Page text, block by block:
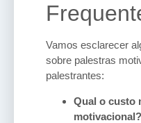
Vamos esclarecer
sobre palestras
palestrantes:
Qual o custo
motivacional?